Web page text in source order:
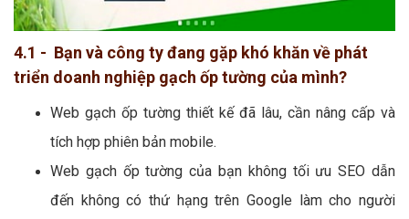
4.1 - Bạn và công ty đang gặp khó khăn về phát
triển doanh nghiệp gạch ốp tường của mình?
Web gạch ốp tường thiết kế đã lâu, cần nâng cấp và
tích hợp phiên bản mobile.
Web gạch ốp tường của bạn không tối ưu SEO dẫn
đến không có thứ hạng trên Google làm cho người